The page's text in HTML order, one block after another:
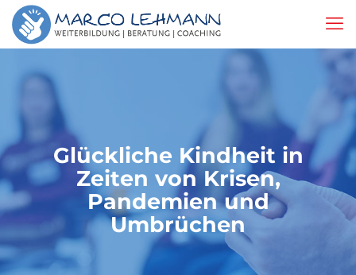
Glückliche Kindheit in
Zeiten von Krisen,
Pandemien und
Umbrüchen